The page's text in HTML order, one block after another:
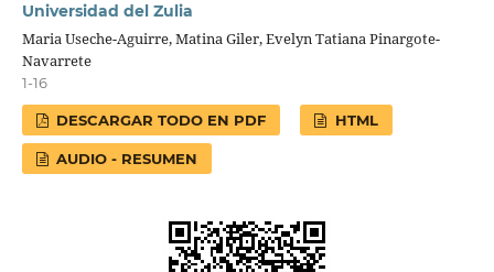
Universidad del Zulia
Maria Useche-Aguirre, Matina Giler, Evelyn Tatiana Pinargote-
Navarrete
1-16
DESCARGAR TODO EN PDF HTML
AUDIO - RESUMEN